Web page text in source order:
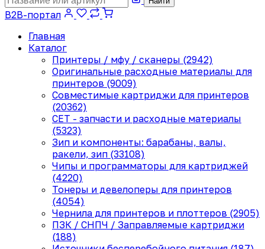
B2B-портал
Главная
Каталог
Принтеры / мфу / сканеры (2942)
Оригинальные расходные материалы для
принтеров (9009)
Совместимые картриджи для принтеров
(20362)
CET - запчасти и расходные материалы
(5323)
Зип и компоненты: барабаны, валы,
ракели, зип (33108)
Чипы и программаторы для картриджей
(4220)
Тонеры и девелоперы для принтеров
(4054)
Чернила для принтеров и плоттеров (2905)
ПЗК / СНПЧ / Заправляемые картриджи
(188)